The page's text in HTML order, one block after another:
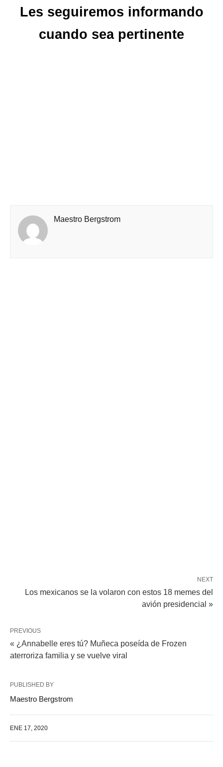
Les seguiremos informando
cuando sea pertinente
Maestro Bergstrom
NEXT
Los mexicanos se la volaron con estos 18 memes del
avión presidencial »
PREVIOUS
« ¿Annabelle eres tú? Muñeca poseída de Frozen
aterroriza familia y se vuelve viral
PUBLISHED BY
Maestro Bergstrom
ENE 17, 2020